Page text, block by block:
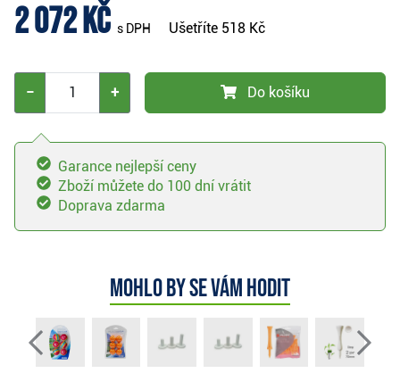
2 072 Kč s DPH Ušetříte 518 Kč
− + Do košíku
Garance nejlepší ceny
Zboží můžete do 100 dní vrátit
Doprava zdarma
Mohlo by se vám hodit